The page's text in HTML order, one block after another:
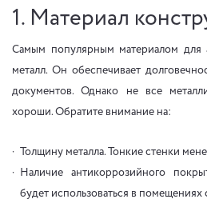
1. Материал
Самым популярным материалом для
металл. Он обеспечивает
документов. Однако не все
хороши. Обратите внимание на:
Толщину металла. Тонкие стенки
Наличие антикоррозийного
будет использоваться в